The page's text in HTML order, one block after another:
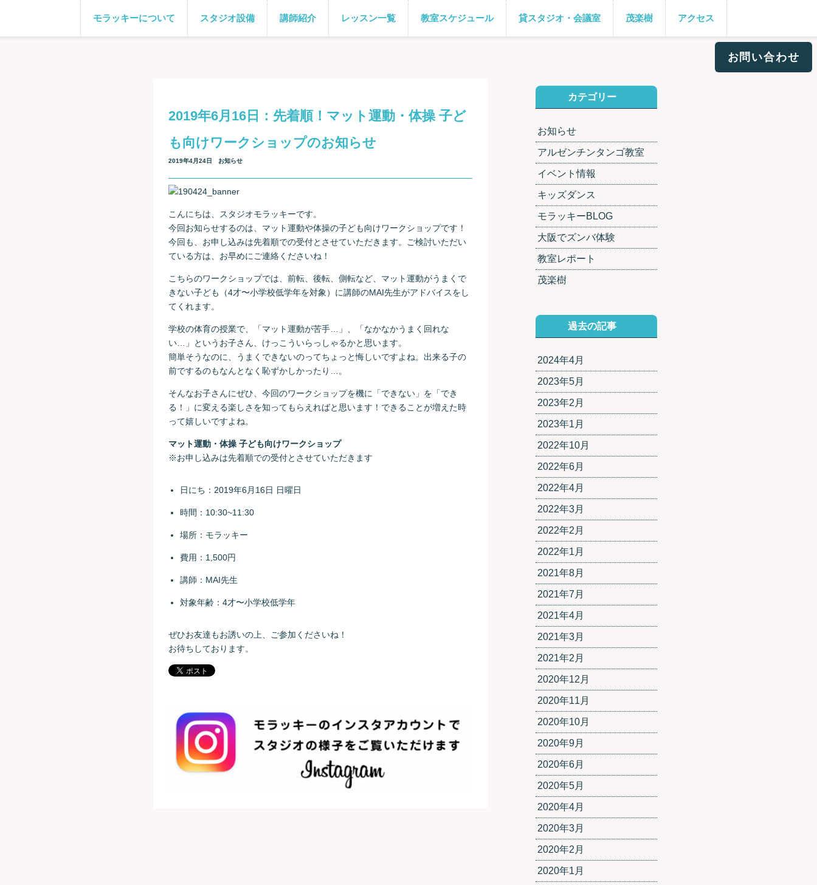
お問い合わせ
モラッキーについて スタジオ設備 講師紹介 レッスン一覧 教室スケジュール 貸スタジオ・会議室 茂楽樹 アクセス
2019年6月16日：先着順！マット運動・体操 子ど
も向けワークショップのお知らせ
2019年4月24日 お知らせ
こんにちは、スタジオモラッキーです。
今回お知らせするのは、マット運動や体操の子ども向けワークショップです！
今回も、お申し込みは先着順での受付とさせていただきます。ご検討いただい
ている方は、お早めにご連絡くださいね！
こちらのワークショップでは、前転、後転、側転など、マット運動がうまくで
きない子ども（4才〜小学校低学年を対象）に講師のMAI先生がアドバイスをし
てくれます。
学校の体育の授業で、「マット運動が苦手…」、「なかなかうまく回れな
い…」というお子さん、けっこういらっしゃるかと思います。
簡単そうなのに、うまくできないのってちょっと悔しいですよね。出来る子の
前でするのもなんとなく恥ずかしかったり…。
そんなお子さんにぜひ、今回のワークショップを機に「できない」を「でき
る！」に変える楽しさを知ってもらえればと思います！できることが増えた時
って嬉しいですよね。
マット運動・体操 子ども向けワークショップ
※お申し込みは先着順での受付とさせていただきます
日にち：2019年6月16日 日曜日
時間：10:30~11:30
場所：モラッキー
費用：1,500円
講師：MAI先生
対象年齢：4才〜小学校低学年
ぜひお友達もお誘いの上、ご参加くださいね！
お待ちしております。
カテゴリー
お知らせ
アルゼンチンタンゴ教室
イベント情報
キッズダンス
モラッキーBLOG
大阪でズンバ体験
教室レポート
茂楽樹
過去の記事
2024年4月
2023年5月
2023年2月
2023年1月
2022年10月
2022年6月
2022年4月
2022年3月
2022年2月
2022年1月
2021年8月
2021年7月
2021年4月
2021年3月
2021年2月
2020年12月
2020年11月
2020年10月
2020年9月
2020年6月
2020年5月
2020年4月
2020年3月
2020年2月
2020年1月